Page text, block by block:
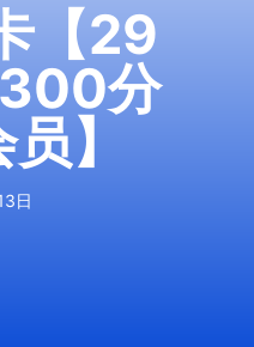
【29
分
】
日